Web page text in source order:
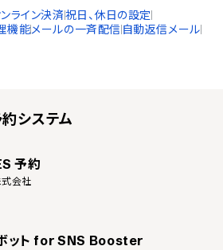
ライン決済祝日、休日の設定
機能メールの一斉配信自動返信メール
システム
予約
式会社
ット for SNS Booster